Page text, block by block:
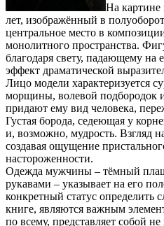
На
лет, изображённый в
центральное место в
монолитного пространства.
благодаря свету, падающему на
эффект драматической
Лицо модели характеризуется
морщины, волевой подбородок
придают ему вид человека,
Густая борода, седеющая у
и, возможно, мудрость. Взгляд
создавая ощущение
настороженности.
Одежда мужчины – тёмный
рукавами – указывает на его
конкретный статус определить
книге, являются важным
по всему, представляет собой